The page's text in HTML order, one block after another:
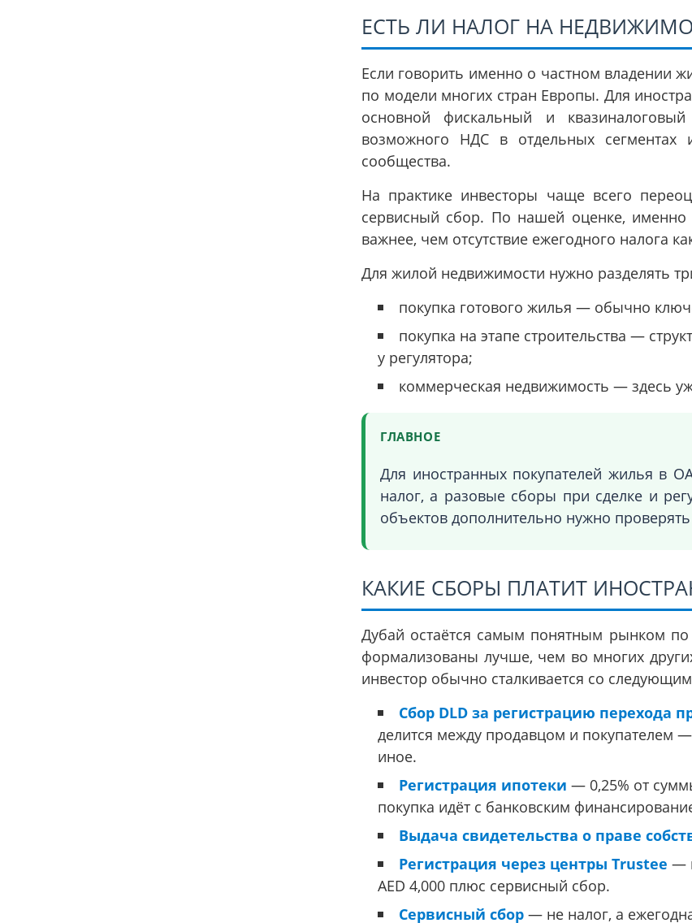
ЕСТЬ ЛИ НАЛОГ НА
Если говорить именно о частном владении
по модели многих стран Европы. Для
основной фискальный и
возможного НДС в отдельных сегментах
сообщества.
На практике инвесторы чаще всего
сервисный сбор. По нашей оценке, именно
важнее, чем отсутствие ежегодного налога
Для жилой недвижимости нужно разделять
покупка готового жилья — обычно
покупка на этапе строительства —
у регулятора;
коммерческая недвижимость — здесь
ГЛАВНОЕ
Для иностранных покупателей жилья в
налог, а разовые сборы при сделке и
объектов дополнительно нужно
КАКИЕ СБОРЫ ПЛАТИТ
Дубай остаётся самым понятным рынком по
формализованы лучше, чем во многих
инвестор обычно сталкивается со
Сбор DLD за регистрацию перехода
делится между продавцом и покупателем
иное.
Регистрация ипотеки — 0,25% от
покупка идёт с банковским
Выдача свидетельства о праве
Регистрация через центры Trustee —
AED 4,000 плюс сервисный сбор.
Сервисный сбор — не налог, а